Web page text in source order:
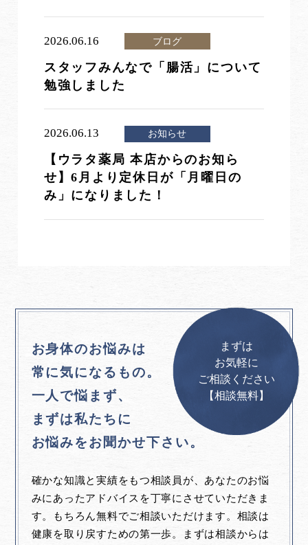
2026.06.16 ブログ
スタッフみんなで「腸活」について
勉強しました
2026.06.13 お知らせ
【ウラタ薬局 本店からのお知ら
せ】6月より定休日が「月曜日の
み」になりました！
お身体のお悩みは
常に気になるもの。
一人で悩まず、
まずは私たちに
お悩みをお聞かせ下さい。
確かな知識と実績をもつ相談員が、あなたのお悩
みにあったアドバイスを丁寧にさせていただきま
す。もちろん無料でご相談いただけます。相談は
健康を取り戻すための第一歩。まずは相談からは
まずは
お気軽に
ご相談ください
【相談無料】